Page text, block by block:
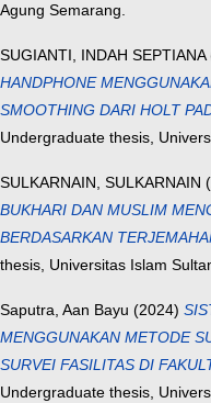
Agung Semarang.
SUGIANTI, INDAH SEPTIANA
HANDPHONE
SMOOTHING DARI HOLT
Undergraduate thesis,
SULKARNAIN, SULKARNAIN
BUKHARI DAN MUSLIM
BERDASARKAN
thesis, Universitas Islam
Saputra, Aan Bayu (2024)
MENGGUNAKAN METODE
SURVEI FASILITAS DI
Undergraduate thesis,